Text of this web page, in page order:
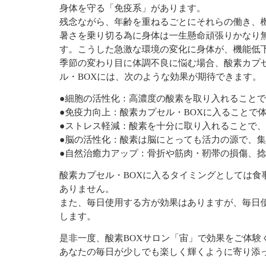
身体を守る「免疫系」があります。
残念ながら、年齢を重ねるごとにそれらの働き、
暑さを乗り切る為に身体は一生懸命頑張りかな
す。こうした急激な環境の変化に身体が、機能低
季節の変わり目に体調不良に悩む場合、酸素カ
ル・BOXには、次のような効果が期待できます。
●細胞の活性化：高濃度の酸素を取り入れること
●免疫力向上：酸素カプセル・BOXに入ることで
●ストレス軽減：酸素を十分に取り入れることで
●脳の活性化：酸素は脳にとっても活力の源で、
●自然治癒力アップ：骨折や筋肉・靭帯の損傷、
酸素カプセル・BOXに入るタイミングとしては
ありません。
また、毎日使用する方が効果はありますが、毎
します。
是非一度、酸素BOXサロン「宙」で効果をご体験
あなたの毎日が少しでも楽しく輝くように寄り添